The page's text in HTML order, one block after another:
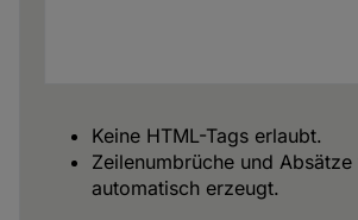
Keine HTML-Tags erlaubt.
Zeilenumbrüche und
automatisch erzeugt.